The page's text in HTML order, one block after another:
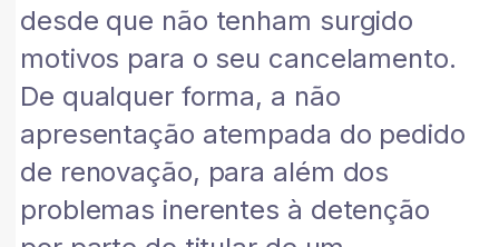
desde que não tenham surgido
motivos para o seu cancelamento.
De qualquer forma, a não
apresentação atempada do pedido
de renovação, para além dos
problemas inerentes à detenção